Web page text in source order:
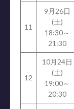
11
9月26日
(土)
18:30～
21:30
12
10月24日
(土)
19:00～
20:30